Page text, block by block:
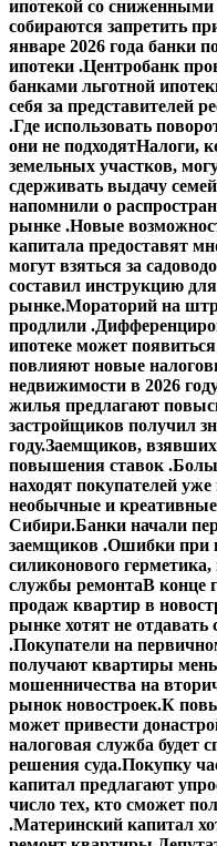
ипотекой со
собираются запретить
январе 2026 года банки
ипотеки .Центробанк
банками льготной
себя за представителей
.Где использовать
они не подходятНалоги,
земельных участков,
сдерживать выдачу
напомнили о
рынке .Новые
капитала предоставят
могут взяться за
составил инструкцию
рынке.Мораторий на
продлили .
ипотеке может
повлияют новые
недвижимости в 2026
жилья предлагают
застройщиков получил
году.Заемщиков,
повышения ставок .
находят покупателей уже
необычные и
Сибири.Банки начали
заемщиков .Ошибки при
силиконового
службы ремонтаВ конце
продаж квартир в
рынке хотят не отдавать
.Покупатели на
получают квартиры
мошенничества на
рынок новостроек.К
может привести
налоговая служба будет
решения суда.Покупку
капитал предлагают
число тех, кто сможет
.Материнский капитал